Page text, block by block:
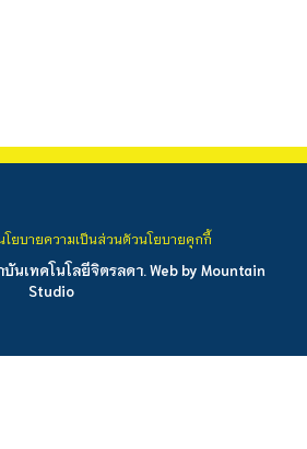
เทคโนโลยีจิตรลดา. Web by Mountain
Studio
โยบายความเป็นส่วนตัวนโยบายคุกกี้